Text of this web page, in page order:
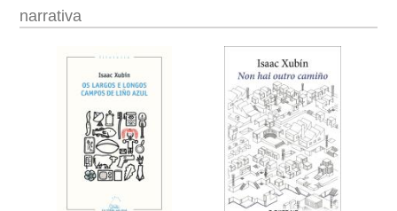
outros docs
narrativa